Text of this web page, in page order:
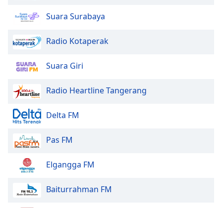
dialog
Escape
window.
Text
Color
Opacity
Suara Surabaya
Radio Kotaperak
Suara Giri
Radio Heartline Tangerang
Delta FM
Pas FM
Elgangga FM
Baiturrahman FM